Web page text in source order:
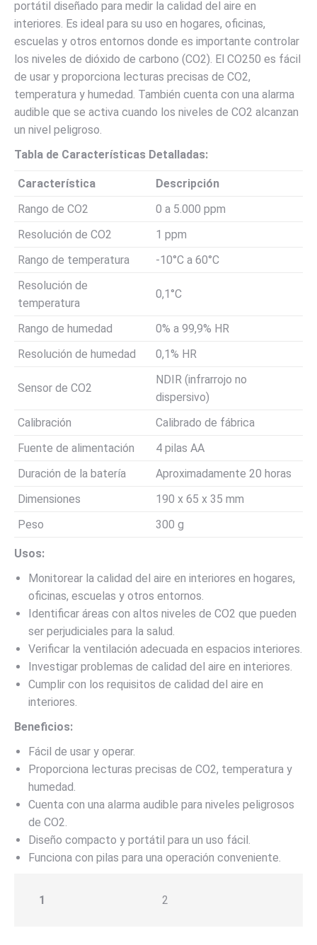
portátil diseñado para medir la calidad del aire en
interiores. Es ideal para su uso en hogares, oficinas,
escuelas y otros entornos donde es importante controlar
los niveles de dióxido de carbono (CO2). El CO250 es fácil
de usar y proporciona lecturas precisas de CO2,
temperatura y humedad. También cuenta con una alarma
audible que se activa cuando los niveles de CO2 alcanzan
un nivel peligroso.
Tabla de Características Detalladas:
Característica
Descripción
Rango de CO2
0 a 5.000 ppm
Resolución de CO2
1 ppm
Rango de temperatura
-10°C a 60°C
Resolución de
temperatura
0,1°C
Rango de humedad
0% a 99,9% HR
Resolución de humedad
0,1% HR
Sensor de CO2
NDIR (infrarrojo no
dispersivo)
Calibración
Calibrado de fábrica
Fuente de alimentación
4 pilas AA
Duración de la batería
Aproximadamente 20 horas
Dimensiones
190 x 65 x 35 mm
Peso
300 g
Usos:
Monitorear la calidad del aire en interiores en hogares,
oficinas, escuelas y otros entornos.
Identificar áreas con altos niveles de CO2 que pueden
ser perjudiciales para la salud.
Verificar la ventilación adecuada en espacios interiores.
Investigar problemas de calidad del aire en interiores.
Cumplir con los requisitos de calidad del aire en
interiores.
Beneficios:
Fácil de usar y operar.
Proporciona lecturas precisas de CO2, temperatura y
humedad.
Cuenta con una alarma audible para niveles peligrosos
de CO2.
Diseño compacto y portátil para un uso fácil.
Funciona con pilas para una operación conveniente.
1 2